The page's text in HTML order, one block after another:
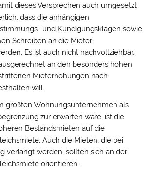
dieses Versprechen auch umgesetzt
dass die anhängigen
und Kündigungsklagen sowie
Schreiben an die Mieter
Es ist auch nicht nachvollziehbar,
an den besonders hohen
Mieterhöhungen nach
will.
größten Wohnungsunternehmen als
zur erwarten wäre, ist die
Bestandsmieten auf die
Auch die Mieten, die bei
verlangt werden, sollten sich an der
orientieren.